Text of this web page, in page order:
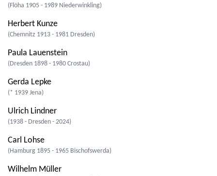
(Flöha 1905 - 1989 Niederwinkling)
Herbert Kunze
(Chemnitz 1913 - 1981 Dresden)
Paula Lauenstein
(Dresden 1898 - 1980 Crostau)
Gerda Lepke
(* 1939 Jena)
Ulrich Lindner
(1938 - Dresden - 2024)
Carl Lohse
(Hamburg 1895 - 1965 Bischofswerda)
Wilhelm Müller